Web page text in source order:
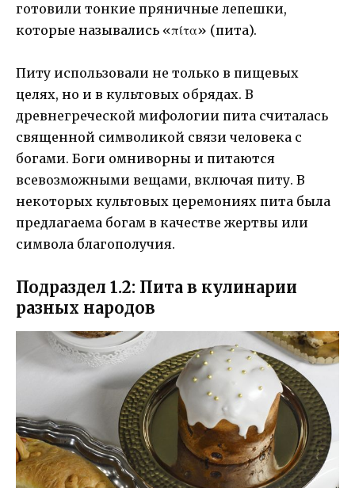
готовили тонкие пряничные лепешки,
которые назывались «πίτα» (пита).
Питу использовали не только в пищевых
целях, но и в культовых обрядах. В
древнегреческой мифологии пита считалась
священной символикой связи человека с
богами. Боги омниворны и питаются
всевозможными вещами, включая питу. В
некоторых культовых церемониях пита была
предлагаема богам в качестве жертвы или
символа благополучия.
Подраздел 1.2: Пита в кулинарии
разных народов